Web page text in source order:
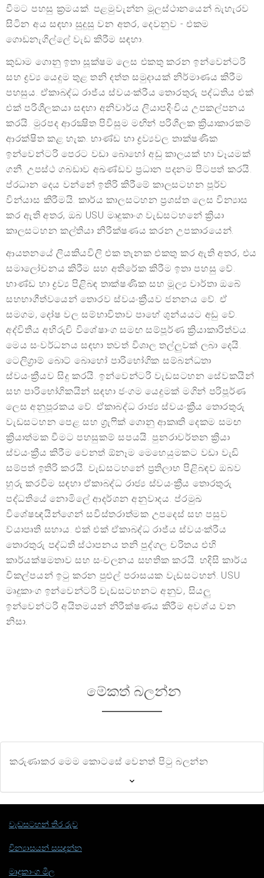
වීමට පහසු ක්‍රමයක්. පළමුවැන්න මූලස්ථානයෙන් බැහැරව
සිටින අය සඳහා සුදුසු වන අතර, දෙවනුව - එකම
ගොඩනැගිල්ලේ වැඩ කිරීම සඳහා.
කුඩාම ගොනු ඉතා සූක්ෂම ලෙස එකතු කරන ඉන්වෙන්ටරි
සහ ද්‍රව්‍ය යෙදුම තුළ තනි දත්ත සමුදායක් නිර්මාණය කිරීම
පහසුය. ඒකාබද්ධ රාජ්ය ස්වයංක්රීය තොරතුරු පද්ධතිය එක්
එක් පරිශීලකයා සඳහා අනිවාර්ය ලියාපදිංචිය උපකල්පනය
කරයි. මුරපද ආරක්‍ෂිත පිවිසුම මඟින් පරිශීලක ක්‍රියාකාරකම්
ආරක්ෂිත කළ හැක. භාණ්ඩ හා ද්‍රව්‍යවල තාක්ෂණික
ඉන්වෙන්ටරි පෙරට වඩා බොහෝ අඩු කාලයක් හා වෑයමක්
ගනී. උපස්ථ ගබඩාව අඛණ්ඩව ප්‍රධාන පදනම පිටපත් කරයි.
ප්රධාන දෙය වන්නේ ඉතිරි කිරීමේ කාලසටහන පූර්ව
වින්යාස කිරීමයි. කාර්ය කාලසටහන ප්‍රශස්ත ලෙස වින්‍යාස
කර ඇති අතර, ඔබ USU මෘදුකාංග වැඩසටහනේ ක්‍රියා
කාලසටහන කල්තියා නිරීක්ෂණය කරන උපකාරයෙන්.
ආයතනයේ ලියකියවිලි එක තැනක එකතු කර ඇති අතර, එය
සමාලෝචනය කිරීම සහ අතිරේක කිරීම ඉතා පහසු වේ.
භාණ්ඩ හා ද්‍රව්‍ය පිළිබඳ තාක්ෂණික සහ මූල්‍ය වාර්තා ඔබේ
සහභාගීත්වයෙන් තොරව ස්වයංක්‍රීයව ජනනය වේ. ඒ
සමගම, දෝෂ වල සම්භාවිතාව පාහේ ශුන්යයට අඩු වේ.
අද්විතීය අභිරුචි විශේෂාංග සමඟ සම්පූර්ණ ක්‍රියාකාරිත්වය.
මෙය සංවර්ධනය සඳහා තවත් විශාල තල්ලුවක් ලබා දෙයි.
ටෙලිග්‍රාම් බොට් බොහෝ පාරිභෝගික සම්බන්ධතා
ස්වයංක්‍රීයව සිදු කරයි. ඉන්වෙන්ටරි වැඩසටහන සේවකයින්
සහ පාරිභෝගිකයින් සඳහා ජංගම යෙදුමක් මගින් පරිපූර්ණ
ලෙස අනුපූරකය වේ. ඒකාබද්ධ රාජ්‍ය ස්වයංක්‍රීය තොරතුරු
වැඩසටහන පෙළ සහ ග්‍රැෆික් ගොනු ආකෘති දෙකම සමඟ
ක්‍රියාත්මක වීමට පහසුකම් සපයයි. පුනරාවර්තන ක්‍රියා
ස්වයංක්‍රීය කිරීම වෙනත් ඕනෑම මෙහෙයුමකට වඩා වැඩි
සම්පත් ඉතිරි කරයි. වැඩසටහනේ ප්‍රතිලාභ පිළිබඳව ඔබව
හුරු කරවීම සඳහා ඒකාබද්ධ රාජ්‍ය ස්වයංක්‍රීය තොරතුරු
පද්ධතියේ නොමිලේ ආදර්ශන අනුවාදය. ප්රමුඛ
විශේෂඥයින්ගෙන් සවිස්තරාත්මක උපදෙස් සහ පසුව
ව්යාපෘති සහාය. එක් එක් ඒකාබද්ධ රාජ්ය ස්වයංක්රීය
තොරතුරු පද්ධති ස්ථාපනය තනි පුද්ගල චරිතය එහි
කාර්යක්ෂමතාව සහ සංචලනය සහතික කරයි. හදිසි කාර්ය
විකල්පයන් ඉටු කරන පුළුල් පරාසයක වැඩසටහන්. USU
මෘදුකාංග ඉන්වෙන්ටරි වැඩසටහනට අනුව, සියලු
ඉන්වෙන්ටරි අයිතමයන් නිරීක්ෂණය කිරීම අවශ්ය වන
නිසා.
මේකත් බලන්න
කරුණාකර මෙම කොටසේ වෙනත් පිටු බලන්න
වැඩසටහන් තිර රුව
වින්‍යාසයන් සසඳන්න
මෘදුකාංග මිල